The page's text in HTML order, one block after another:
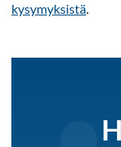
kysymyksistä.